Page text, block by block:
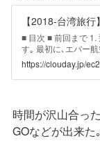
【2018-台湾旅
■ 目次 ■ 前回まで 1.
す｡ 最初に､エバー
185cmでも膝が前の
Vanessbooking – 投
参照元
時間が沢山合っ
GOなどが出来た｡